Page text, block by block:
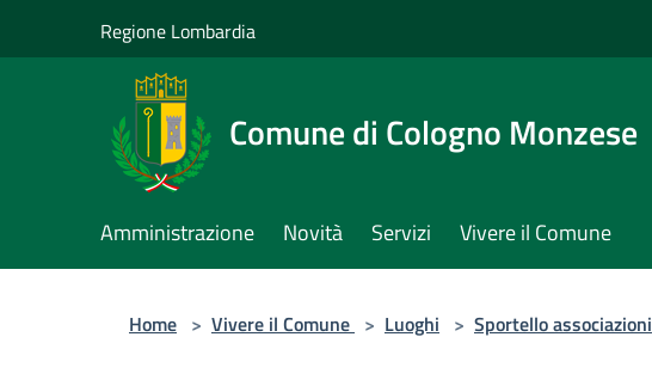
Regione Lombardia
Comune di Cologno Monzese
Amministrazione Novità Servizi Vivere il Comune
Home > Vivere il Comune > Luoghi > Sportello associazioni